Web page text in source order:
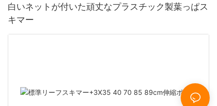
白いネットが付いた頑丈なプラスチック製葉っぱス
キマー